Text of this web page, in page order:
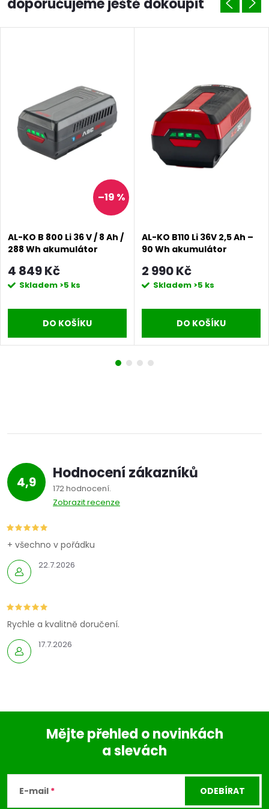
doporučujeme ještě dokoupit
–19 %
AL-KO B 800 Li 36 V / 8 Ah /
288 Wh akumulátor
4 849 Kč
Skladem >5 ks
DO KOŠÍKU
AL-KO B110 Li 36V 2,5 Ah –
90 Wh akumulátor
2 990 Kč
Skladem >5 ks
DO KOŠÍKU
4,9 Hodnocení zákazníků
172 hodnocení
Zobrazit recenze
22.7.2026
+ všechno v pořádku
17.7.2026
Rychle a kvalitně doručení.
Mějte přehled o novinkách
a slevách
E-mail ODEBÍRAT